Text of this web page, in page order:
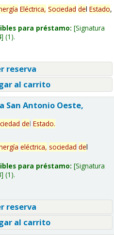
Eléctrica, Sociedad del Estado,
para préstamo: Signatura
(1).
reserva
al carrito
San Antonio Oeste,
del Estado.
eléctrica, sociedad del
para préstamo: Signatura
(1).
reserva
al carrito